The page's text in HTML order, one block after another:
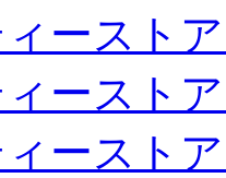
ースト
ースト
ースト